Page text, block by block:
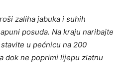
zaliha jabuka i suhih
posuda. Na kraju naribajte
u pećnicu na 200
dok ne poprimi lijepu zlatnu